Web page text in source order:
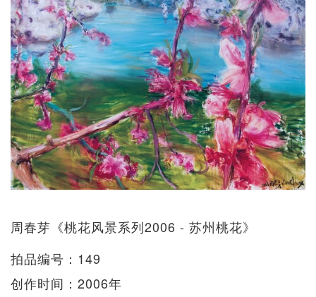
周春芽《桃花风景系列2006 - 苏州桃花》
拍品编号：149
创作时间：2006年